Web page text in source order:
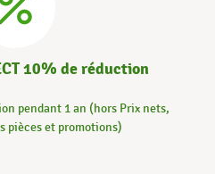
10% de réduction
pendant 1 an (hors Prix nets,
pièces et promotions)